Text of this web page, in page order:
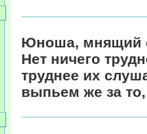
Юноша, мнящий
Нет ничего
труднее их
выпьем же за